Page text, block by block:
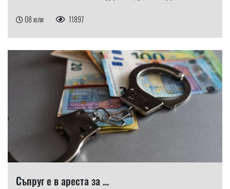
08 юли 11897
Съпруг е в ареста за ...